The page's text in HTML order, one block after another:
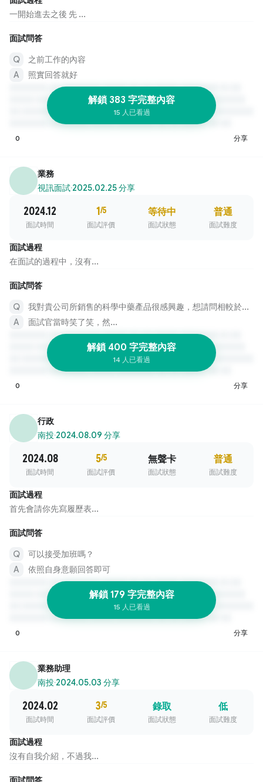
一開始進去之後 先 ...
面試問答
之前工作的內容
照實回答就好
解鎖 383 字完整內容
15 人已看過
0 分享
業務
視訊面試·2025.02.25 分享
2024.12
面試時間
1/5
面試評價
等待中
面試狀態
普通
面試難度
面試過程
在面試的過程中，沒有...
面試問答
我對貴公司所銷售的科學中藥產品很感興趣，想請問相較於市場上的其他競品，貴公司產品在哪些方面具有獨到的優勢呢？
面試官當時笑了笑，然...
解鎖 400 字完整內容
14 人已看過
0 分享
行政
南投·2024.08.09 分享
2024.08
面試時間
5/5
面試評價
無聲卡
面試狀態
普通
面試難度
面試過程
首先會請你先寫履歷表...
面試問答
可以接受加班嗎？
依照自身意願回答即可
解鎖 179 字完整內容
15 人已看過
0 分享
業務助理
南投·2024.05.03 分享
2024.02
面試時間
3/5
面試評價
錄取
面試狀態
低
面試難度
面試過程
沒有自我介紹，不過我...
面試問答